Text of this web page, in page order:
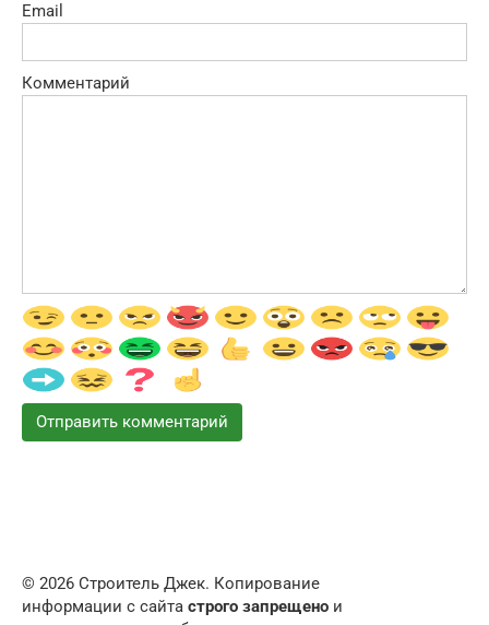
Email
Комментарий
© 2026 Строитель Джек. Копирование
информации с сайта строго запрещено и